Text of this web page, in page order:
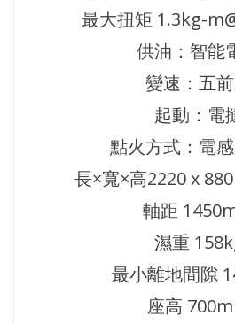
最大扭矩 1.3kg-
供油：智能
變速：五
起動：電
點火方式：電
長×寬×高2220 x
軸距
濕重
最小離地間隙
座高